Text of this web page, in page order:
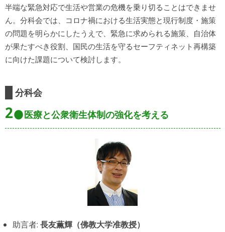
半端な緊急対応で生活や営業の危機を乗り切ることはできませ
ん。分科会では、コロナ禍における生活実態と現行制度・施策
の問題を明らかにしたうえで、緊急に求められる施策、自治体
が果たすべき役割、国民の生活を守るセーフティネット再構築
に向けた課題について検討します。
分科会
2 医療と公衆衛生体制の強化を考える
助言者: 長友薫輝（佛教大学准教授）